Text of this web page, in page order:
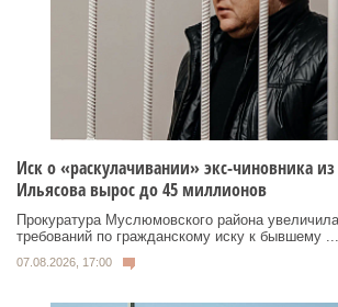
Иск о «раскулачивании» экс-чиновника
Ильясова вырос до 45 миллионов
Прокуратура Муслюмовского района
требований по гражданскому иску к бывшему ...
07.08.2026, 17:00